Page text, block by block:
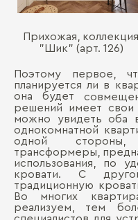
Прихожая, коллекция
"Шик" (арт. 126)
Поэтому первое,
планируется ли в
она будет
решений имеет
можно увидеть оба
однокомнатной
одной стороны,
трансформеры,
использования, по
кровати. С
традиционную
Во многих
реализуем, тем